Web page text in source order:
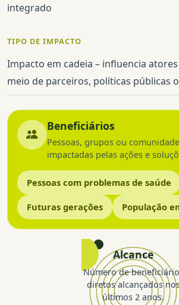
integrado
TIPO DE IMPACTO
Impacto em cadeia – influencia
meio de parceiros, políticas públicas
Beneficiários
Pessoas, grupos ou
impactadas pelas ações e
Pessoas com problemas de saúde
Futuras gerações População
Alcance
Número de
diretos alcançados
últimos 2 anos.